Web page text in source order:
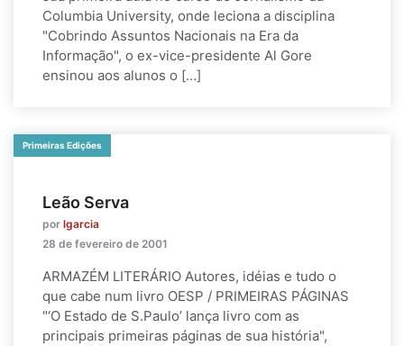
Columbia University, onde leciona a disciplina
"Cobrindo Assuntos Nacionais na Era da
Informação", o ex-vice-presidente Al Gore
ensinou aos alunos o […]
Primeiras Edições
Leão Serva
por lgarcia
28 de fevereiro de 2001
ARMAZÉM LITERÁRIO Autores, idéias e tudo o
que cabe num livro OESP / PRIMEIRAS PÁGINAS
"‘O Estado de S.Paulo’ lança livro com as
principais primeiras páginas de sua história",